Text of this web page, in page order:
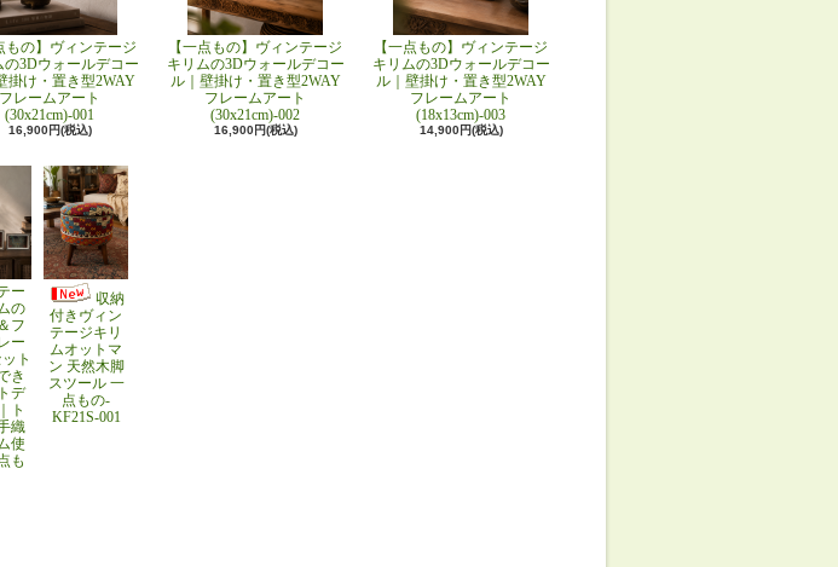
もの】ヴィンテージ
の3Dウォールデコー
掛け・置き型2WAY
フレームアート
(30x21cm)-001
16,900円(税込)
【一点もの】ヴィンテージ
キリムの3Dウォールデコー
ル｜壁掛け・置き型2WAY
フレームアート
(30x21cm)-002
16,900円(税込)
【一点もの】ヴィンテージ
キリムの3Dウォールデコー
ル｜壁掛け・置き型2WAY
フレームアート
(18x13cm)-003
14,900円(税込)
ー
の
フ
ー
ト
き
デ
ト
織
使
も
収納
付きヴィン
テージキリ
ムオットマ
ン 天然木脚
スツール 一
点もの-
KF21S-001